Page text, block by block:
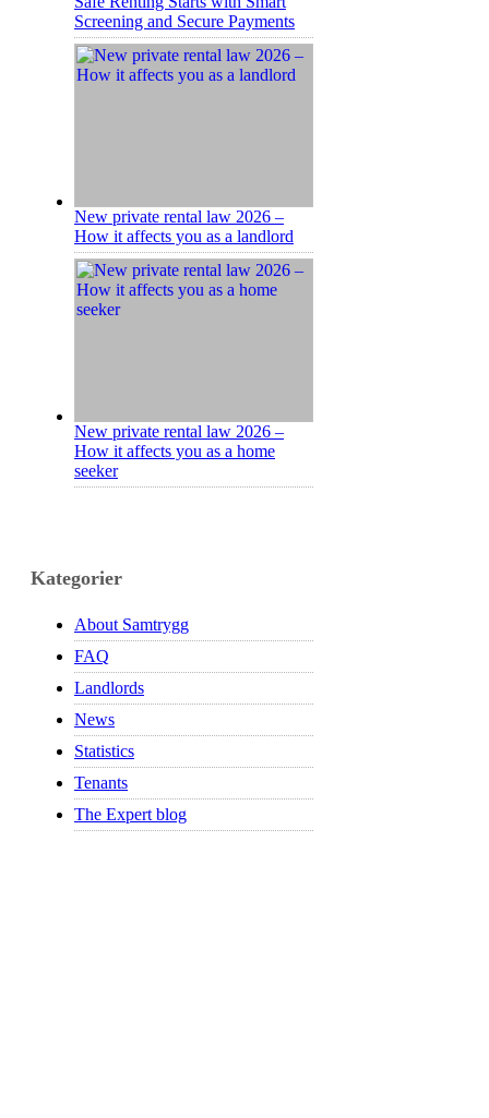
Screening and Secure Payments
New private rental law 2026 –
How it affects you as a landlord
New private rental law 2026 –
How it affects you as a home
seeker
Kategorier
About Samtrygg
FAQ
Landlords
News
Statistics
Tenants
The Expert blog